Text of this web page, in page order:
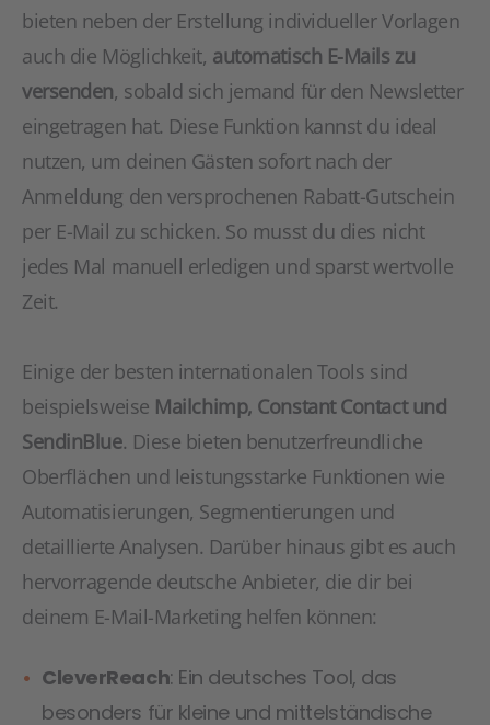
bieten neben der Erstellung individueller Vorlagen
auch die Möglichkeit, automatisch E-Mails zu
versenden, sobald sich jemand für den Newsletter
eingetragen hat. Diese Funktion kannst du ideal
nutzen, um deinen Gästen sofort nach der
Anmeldung den versprochenen Rabatt-Gutschein
per E-Mail zu schicken. So musst du dies nicht
jedes Mal manuell erledigen und sparst wertvolle
Zeit.
Einige der besten internationalen Tools sind
beispielsweise Mailchimp, Constant Contact und
SendinBlue. Diese bieten benutzerfreundliche
Oberflächen und leistungsstarke Funktionen wie
Automatisierungen, Segmentierungen und
detaillierte Analysen. Darüber hinaus gibt es auch
hervorragende deutsche Anbieter, die dir bei
deinem E-Mail-Marketing helfen können:
CleverReach: Ein deutsches Tool, das
besonders für kleine und mittelständische